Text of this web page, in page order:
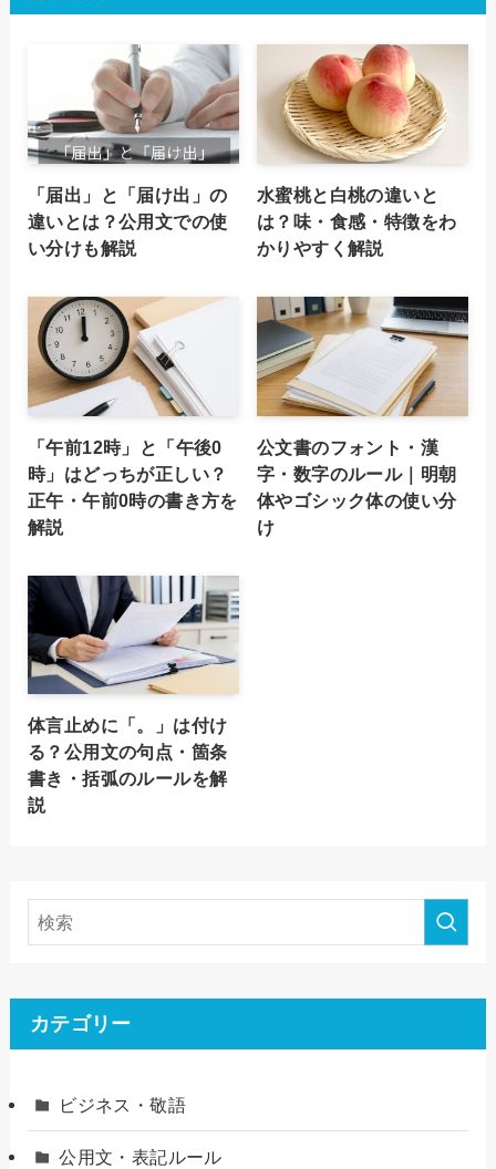
「届出」と「届け出」の
違いとは？公用文での使
い分けも解説
水蜜桃と白桃の違いと
は？味・食感・特徴をわ
かりやすく解説
「午前12時」と「午後0
時」はどっちが正しい？
正午・午前0時の書き方を
解説
公文書のフォント・漢
字・数字のルール｜明朝
体やゴシック体の使い分
け
体言止めに「。」は付け
る？公用文の句点・箇条
書き・括弧のルールを解
説
カテゴリー
ビジネス・敬語
公用文・表記ルール